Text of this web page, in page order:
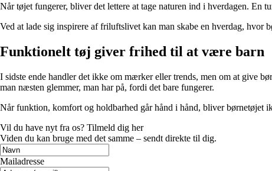
Når tøjet fungerer, bliver det lettere at tage naturen ind i hverdagen. En
Ved at lade sig inspirere af friluftslivet kan man skabe en hverdag,
Funktionelt tøj giver frihed til at være barn
I sidste ende handler det ikke om mærker eller trends, men om at give
man næsten glemmer, man har på, fordi det bare fungerer.
Når funktion, komfort og holdbarhed går hånd i hånd, bliver børnetøjet
Vil du have nyt fra os? Tilmeld dig her
Viden du kan bruge med det samme – sendt direkte til dig.
Mailadresse